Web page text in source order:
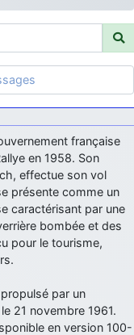
sur l'Armée de l'Air,
il y a quelques
noms qu'aujourd'hui
ces
plu ; Agur…
loin pour moi !
ils présent au
année 2026 à tous et
voeux à tous pour
pour cette nouvelle
française
en 1958. Son
effectue son vol
présente comme un
caractérisant par une
bombée et des
pour le tourisme,
par un
21 novembre 1961.
en version 100-